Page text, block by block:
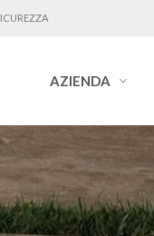
AZIENDA